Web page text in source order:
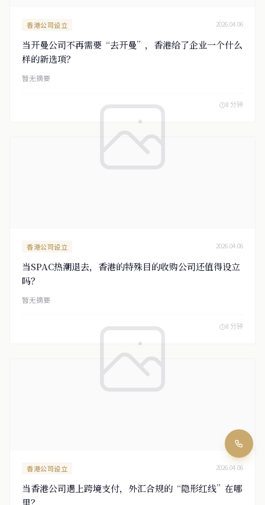
香港公司设立 2026.04.06
当开曼公司不再需要“去开曼”，香港给了企业一个什么
样的新选项？
暂无摘要
8 分钟
香港公司设立 2026.04.06
当SPAC热潮退去，香港的特殊目的收购公司还值得设立
吗？
暂无摘要
8 分钟
香港公司设立 2026.04.06
当香港公司遇上跨境支付，外汇合规的“隐形红线”在哪
里？